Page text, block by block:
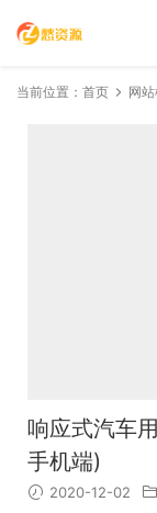
当前位置： 首页 网
响应式汽车
手机端)
2020-12-02